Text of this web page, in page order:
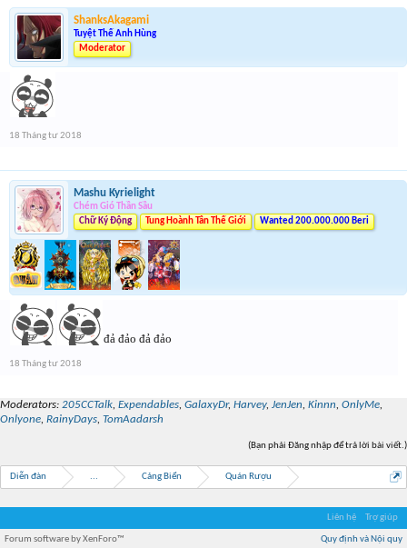
ShanksAkagami
Tuyệt Thế Anh Hùng
Moderator
18 Tháng tư 2018
Mashu Kyrielight
Chém Gió Thần Sầu
Chữ Ký Động
Tung Hoành Tân Thế Giới Wanted 200.000.000 Beri
đả đảo đả đảo
18 Tháng tư 2018
Moderators: 205CCTalk, Expendables, GalaxyDr, Harvey, JenJen, Kinnn, OnlyMe,
Onlyone, RainyDays, TomAadarsh
(Bạn phải Đăng nhập để trả lời bài viết.)
Diễn đàn ... Cảng Biển Quán Rượu
Liên hệ Trợ giúp
Quy định và Nội quy
Forum software by XenForo™